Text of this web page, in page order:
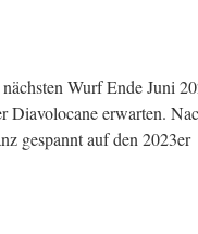
Wurf Ende Juni
Diavolocane erwarten.
gespannt auf den 2023er